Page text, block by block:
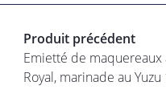
Produit précédent
Emietté de maquereaux
Royal, marinade au